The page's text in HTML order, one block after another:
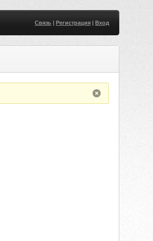
Связь| Регистрация| Вход